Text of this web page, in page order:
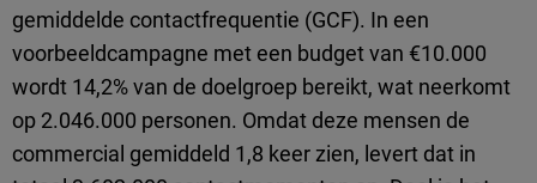
gemiddelde contactfrequentie (GCF). In een
voorbeeldcampagne met een budget van €10.000
wordt 14,2% van de doelgroep bereikt, wat neerkomt
op 2.046.000 personen. Omdat deze mensen de
commercial gemiddeld 1,8 keer zien, levert dat in